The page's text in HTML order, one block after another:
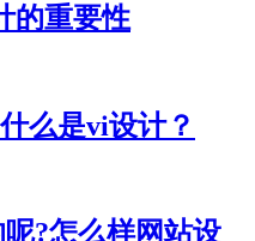
的重要性
么是vi设计？
?怎么样网站设